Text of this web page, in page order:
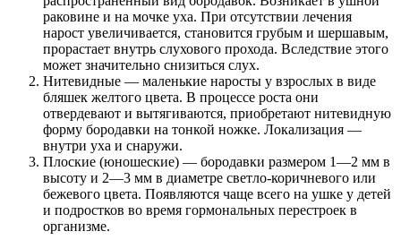
раковине и на мочке уха. При отсутствии лечения
нарост увеличивается, становится грубым и шершавым,
прорастает внутрь слухового прохода. Вследствие этого
может значительно снизиться слух.
Нитевидные — маленькие наросты у взрослых в виде
бляшек желтого цвета. В процессе роста они
отвердевают и вытягиваются, приобретают нитевидную
форму бородавки на тонкой ножке. Локализация —
внутри уха и снаружи.
Плоские (юношеские) — бородавки размером 1—2 мм в
высоту и 2—3 мм в диаметре светло-коричневого или
бежевого цвета. Появляются чаще всего на ушке у детей
и подростков во время гормональных перестроек в
организме.